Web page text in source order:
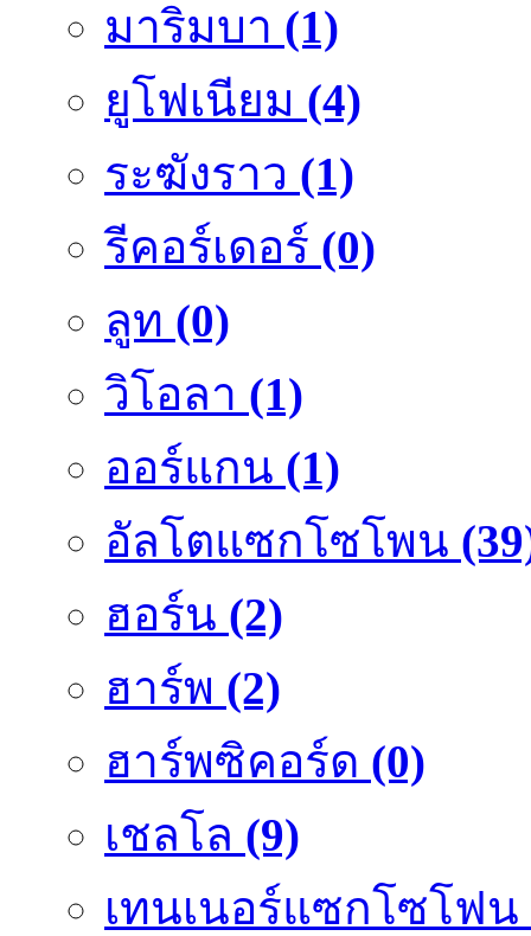
มาริมบา (1)
ยูโฟเนียม (4)
ระฆังราว (1)
รีคอร์เดอร์ (0)
ลูท (0)
วิโอลา (1)
ออร์แกน (1)
อัลโตแซกโซโพน
ฮอร์น (2)
ฮาร์พ (2)
ฮาร์พซิคอร์ด (0)
เชลโล (9)
เทนเนอร์แซกโซโฟน